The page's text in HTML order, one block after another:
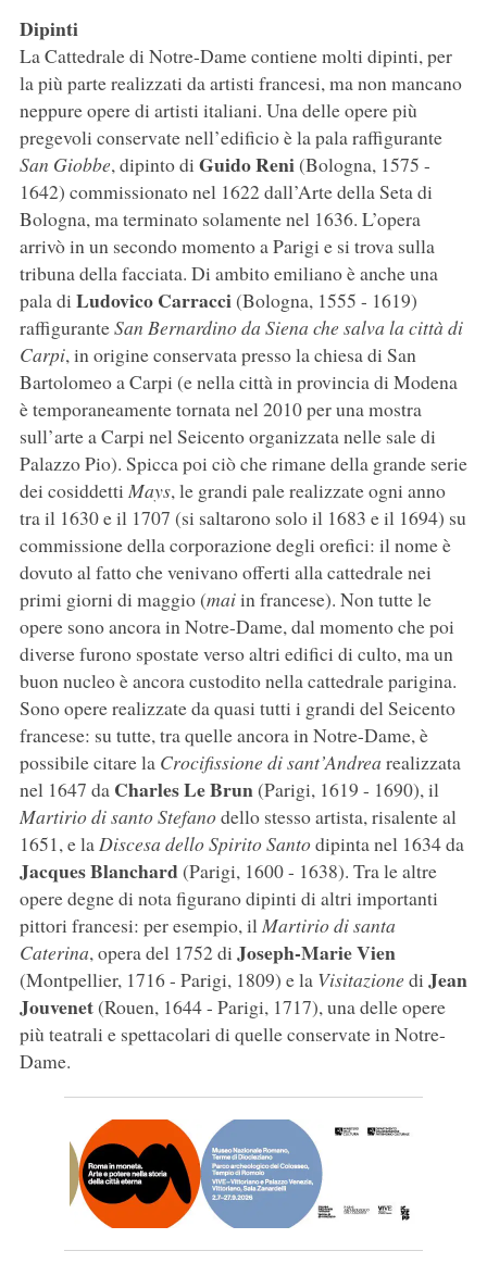
Dipinti
La Cattedrale di Notre-Dame contiene molti dipinti, per
la più parte realizzati da artisti francesi, ma non mancano
neppure opere di artisti italiani. Una delle opere più
pregevoli conservate nell’edificio è la pala raffigurante
San Giobbe, dipinto di Guido Reni(Bologna, 1575 -
1642) commissionato nel 1622 dall’Arte della Seta di
Bologna, ma terminato solamente nel 1636. L’opera
arrivò in un secondo momento a Parigi e si trova sulla
tribuna della facciata. Di ambito emiliano è anche una
pala di Ludovico Carracci(Bologna, 1555 - 1619)
raffiguranteSan Bernardino da Siena che salva la città di
Carpi, in origine conservata presso la chiesa di San
Bartolomeo a Carpi (e nella città in provincia di Modena
è temporaneamente tornata nel 2010 per una mostra
sull’arte a Carpi nel Seicento organizzata nelle sale di
Palazzo Pio). Spicca poi ciò che rimane della grande serie
dei cosiddetti Mays, le grandi pale realizzate ogni anno
tra il 1630 e il 1707 (si saltarono solo il 1683 e il 1694) su
commissione della corporazione degli orefici: il nome è
dovuto al fatto che venivano offerti alla cattedrale nei
primi giorni di maggio (maiin francese). Non tutte le
opere sono ancora in Notre-Dame, dal momento che poi
diverse furono spostate verso altri edifici di culto, ma un
buon nucleo è ancora custodito nella cattedrale parigina.
Sono opere realizzate da quasi tutti i grandi del Seicento
francese: su tutte, tra quelle ancora in Notre-Dame, è
possibile citare la Crocifissione di sant’Andrea realizzata
nel 1647 da Charles Le Brun(Parigi, 1619 - 1690), il
Martirio di santo Stefanodello stesso artista, risalente al
1651, e laDiscesa dello Spirito Santodipinta nel 1634 da
Jacques Blanchard(Parigi, 1600 - 1638). Tra le altre
opere degne di nota figurano dipinti di altri importanti
pittori francesi: per esempio, ilMartirio di santa
Caterina, opera del 1752 di Joseph-Marie Vien
(Montpellier, 1716 - Parigi, 1809) e la Visitazionedi Jean
Jouvenet(Rouen, 1644 - Parigi, 1717), una delle opere
più teatrali e spettacolari di quelle conservate in Notre-
Dame.